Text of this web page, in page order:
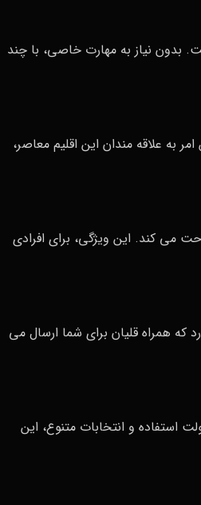
بدون نیاز به مهارت خاصی، با چند
به علاقه‌ مندان این اقلیم معاصر،
می‌ کند. این ویژگی، برای افرادی
که همراه قلیان برای شما ارسال می
استفاده و انتخابات متنوع، این